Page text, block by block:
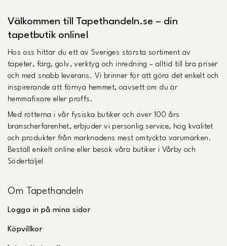
Välkommen till Tapethandeln.se – din
tapetbutik online!
Hos oss hittar du ett av Sveriges största sortiment av
tapeter, färg, golv, verktyg och inredning – alltid till bra priser
och med snabb leverans. Vi brinner för att göra det enkelt och
inspirerande att förnya hemmet, oavsett om du är
hemmafixare eller proffs.
Med rötterna i vår fysiska butiker och över 100 års
branscherfarenhet, erbjuder vi personlig service, hög kvalitet
och produkter från marknadens mest omtyckta varumärken.
Beställ enkelt online eller besök våra butiker i Vårby och
Södertälje!
Om Tapethandeln
Logga in på mina sidor
Köpvillkor